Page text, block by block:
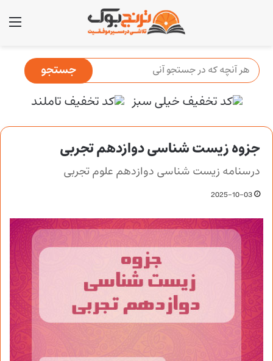
جزوه زیست شناسی دوازدهم تجربی
درسنامه زیست شناسی دوازدهم علوم تجربی
2025-10-03